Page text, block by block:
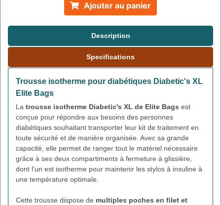
Ajouter au panier
Description
Specifications
Trousse isotherme pour diabétiques Diabetic's XL
Elite Bags
La trousse isotherme Diabetic's XL de Elite Bags est
conçue pour répondre aux besoins des personnes
diabétiques souhaitant transporter leur kit de traitement en
toute sécurité et de manière organisée. Avec sa grande
capacité, elle permet de ranger tout le matériel nécessaire
grâce à ses deux compartiments à fermeture à glissière,
dont l’un est isotherme pour maintenir les stylos à insuline à
une température optimale.
Cette trousse dispose de multiples poches en filet et